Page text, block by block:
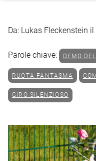
Da: Lukas Fleckenstein
Parole chiave: DEMO
RUOTA FANTASMA
GIRO SILENZIOSO